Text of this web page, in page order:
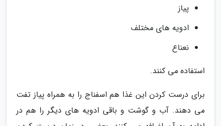
پیاز
ادویه های مختلف
نعناع
استفاده می کنند.
برای درست کردن این غذا هم اسفناج را به همراه پیاز تفت
می دهند. آب و گوشت و باقی ادویه های دیگر را هم در